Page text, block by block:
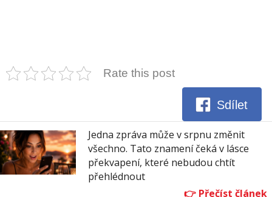
Rate this post
Sdílet
Jedna zpráva může v srpnu změnit
všechno. Tato znamení čeká v lásce
překvapení, které nebudou chtít
přehlédnout